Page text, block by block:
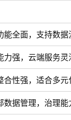
能全面，支持数据
强，云端服务灵
合性强，适合多元
据管理，治理能